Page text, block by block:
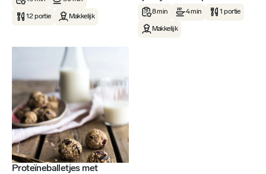
12 portie Makkelijk
8 min 4 min 1 portie
Makkelijk
Proteïneballetjes met